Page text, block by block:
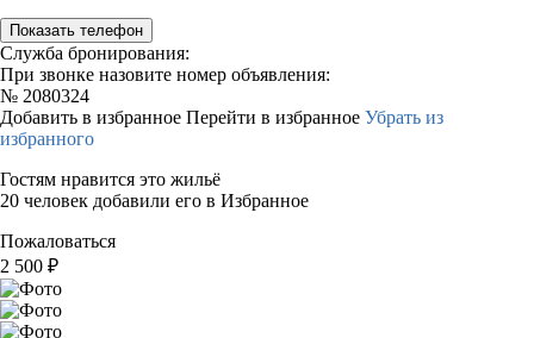
Показать телефон
Служба бронирования:
При звонке назовите номер объявления:
№ 2080324
Добавить в избранное Перейти в избранное Убрать из
избранного
Гостям нравится это жильё
20 человек добавили его в Избранное
Пожаловаться
2 500 ₽